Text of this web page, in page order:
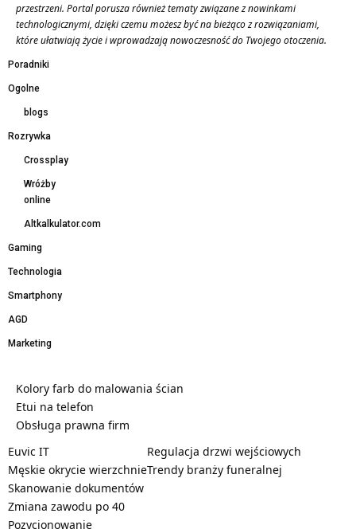
przestrzeni. Portal porusza również tematy związane z nowinkami
technologicznymi, dzięki czemu możesz być na bieżąco z rozwiązaniami,
które ułatwiają życie i wprowadzają nowoczesność do Twojego otoczenia.
Poradniki
Ogolne
blogs
Rozrywka
Crossplay
Wróżby
online
Altkalkulator.com
Gaming
Technologia
Smartphony
AGD
Marketing
Kolory farb do malowania ścian
Etui na telefon
Obsługa prawna firm
Euvic IT
Męskie okrycie wierzchnie
Skanowanie dokumentów
Regulacja drzwi wejściowych
Trendy branży funeralnej
Zmiana zawodu po 40
Pozycjonowanie